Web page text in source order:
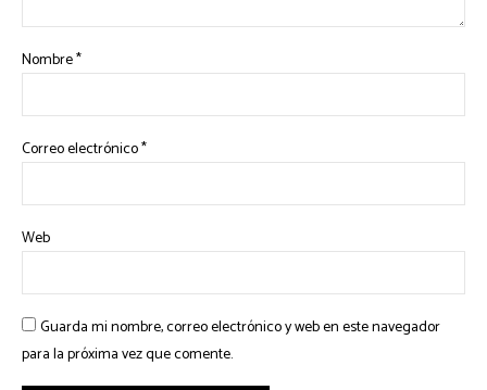
Nombre*
Correo electrónico*
Web
Guarda mi nombre, correo electrónico y web en este navegador
para la próxima vez que comente.